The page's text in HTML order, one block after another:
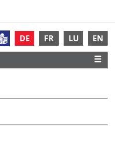
DE FR LU EN